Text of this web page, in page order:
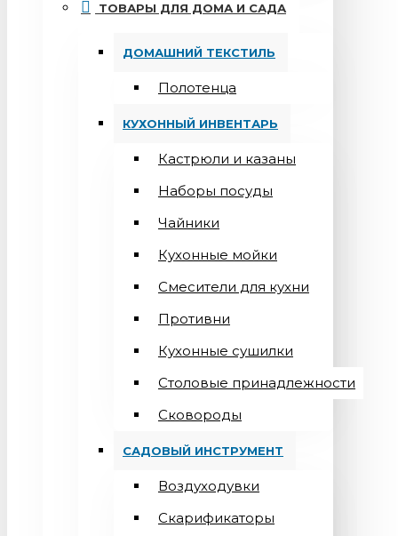
ТОВАРЫ ДЛЯ ДОМА И САДА
ДОМАШНИЙ ТЕКСТИЛЬ
Полотенца
КУХОННЫЙ ИНВЕНТАРЬ
Кастрюли и казаны
Наборы посуды
Чайники
Кухонные мойки
Смесители для кухни
Противни
Кухонные сушилки
Столовые принадлежности
Сковороды
САДОВЫЙ ИНСТРУМЕНТ
Воздуходувки
Скарификаторы